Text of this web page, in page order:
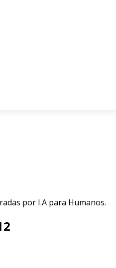
por I.A para Humanos.